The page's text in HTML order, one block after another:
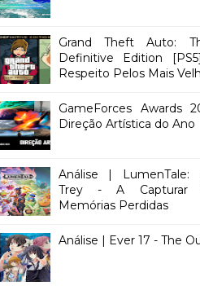
Grand Theft Auto:
Definitive Edition
Respeito Pelos Mais
GameForces Awards
Direção Artística do Ano
Análise | LumenTale:
Trey - A Capturar
Memórias Perdidas
Análise | Ever 17 - The